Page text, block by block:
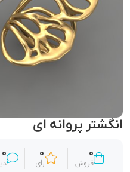
انگشتر پروانه ای
0
فروش
0
رأی
0